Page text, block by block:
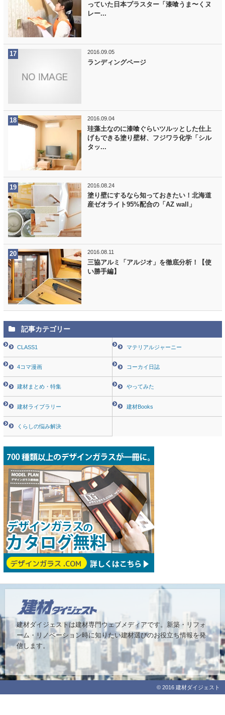
っていた日本プラスター「漆喰うま〜くヌ
レー...
2016.09.05
ランディングページ
2016.09.04
珪藻土なのに漆喰ぐらいツルッとした仕上
げもできる塗り壁材、フジワラ化学「シル
タッ...
2016.08.24
塗り壁にするなら知っておきたい！北海道
産ゼオライト95%配合の「AZ wall」
2016.08.11
三協アルミ「アルジオ」を徹底分析！【使
い勝手編】
記事カテゴリー
CLASS1 マテリアルジャーニー
4コマ漫画 コーカイ日誌
建材まとめ・特集 やってみた
建材ライブラリー 建材Books
くらしの悩み解決
建材ダイジェストは建材専門ウェブメディアです。 新築・リフォ
ーム・リノベーション時に知りたい建材選びのお役立ち情報を発
信します。
© 2016 建材ダイジェスト